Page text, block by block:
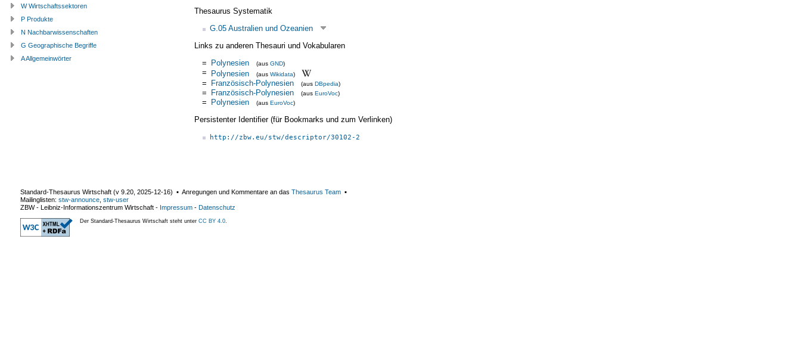
Thesaurus Systematik
G.05 Australien und Ozeanien
Links zu anderen Thesauri und Vokabularen
= Polynesien (aus GND)
= Polynesien (aus Wikidata)
= Französisch-Polynesien (aus DBpedia)
= Französisch-Polynesien (aus EuroVoc)
= Polynesien (aus EuroVoc)
Persistenter Identifier (für Bookmarks und zum Verlinken)
http://zbw.eu/stw/descriptor/30102-2
W Wirtschaftssektoren
P Produkte
N Nachbarwissenschaften
G Geographische Begriffe
A Allgemeinwörter
Standard-Thesaurus Wirtschaft (v 9.20 2025-12-16) ▪ Anregungen und Kommentare an das Thesaurus Team ▪
Mailinglisten: stw-announce stw-user
ZBW - Leibniz-Informationszentrum Wirtschaft - Impressum - Datenschutz
Der Standard-Thesaurus Wirtschaft steht unter CC BY 4.0